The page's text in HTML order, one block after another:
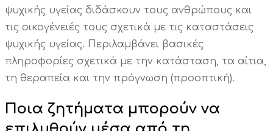
ψυχικής υγείας διδάσκουν τους ανθρώπους και
τις οικογένειές τους σχετικά με τις καταστάσεις
ψυχικής υγείας. Περιλαμβάνει βασικές
πληροφορίες σχετικά με την κατάσταση, τα αίτια,
τη θεραπεία και την πρόγνωση (προοπτική).
Ποια ζητήματα μπορούν να